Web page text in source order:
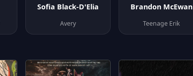
Sofia Black-D'Elia
Avery
Brandon McEwan
Teenage Erik